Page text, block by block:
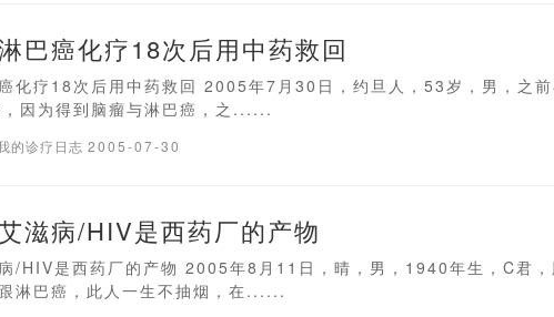
巴癌化疗18次后用中药救回
化疗18次后用中药救回 2005年7月30日，约旦人，53岁，男，之
因为得到脑瘤与淋巴癌，之......
的诊疗日志2005-07-30
滋病/HIV是西药厂的产物
/HIV是西药厂的产物 2005年8月11日，晴，男，1940年生，C君，
淋巴癌，此人一生不抽烟，在......